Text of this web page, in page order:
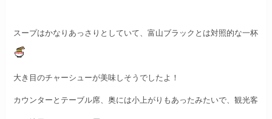
スープはかなりあっさりとしていて、富山ブラックとは対照的な一杯
大き目のチャーシューが美味しそうでしたよ！
カウンターとテーブル席、奥には小上がりもあったみたいで、観光客